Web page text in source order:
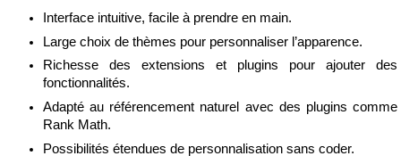
Interface intuitive, facile à prendre en main.
Large choix de thèmes pour personnaliser l’apparence.
Richesse des extensions et plugins pour ajouter des
fonctionnalités.
Adapté au référencement naturel avec des plugins comme
Rank Math.
Possibilités étendues de personnalisation sans coder.